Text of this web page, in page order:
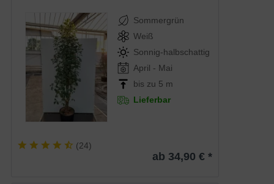
Sommergrün
Weiß
Sonnig-halbschattig
April - Mai
bis zu 5 m
Lieferbar
(24)
ab 34,90 € *